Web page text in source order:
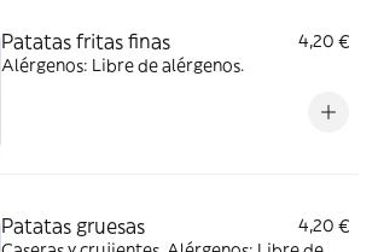
Patatas fritas finas
4,20 €
Alérgenos: Libre de alérgenos.
Patatas gruesas
4,20 €